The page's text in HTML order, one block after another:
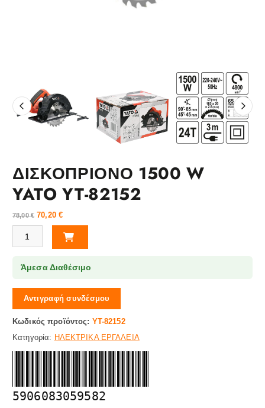
ΔΙΣΚΟΠΡΙΟΝΟ 1500 W
YATO YT-82152
78,00€ 70,20 €
ΔΙΣΚΟΠΡΙΟΝΟ 1500 W YATO YT-82152 ποσότητα
Άμεσα Διαθέσιμο
Αντιγραφή συνδέσμου
Κωδικός προϊόντος: YT-82152
Κατηγορία: ΗΛΕΚΤΡΙΚΑ ΕΡΓΑΛΕΙΑ
5906083059582